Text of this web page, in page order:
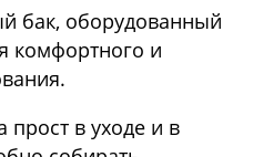
бак, оборудованный
комфортного и
прост в уходе и в